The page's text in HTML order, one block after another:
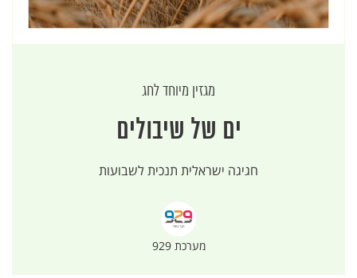
מגזין מיוחד לחג
ים של שיבולים
חגיגה ישראלית תנכית לשבועות
מערכת 929